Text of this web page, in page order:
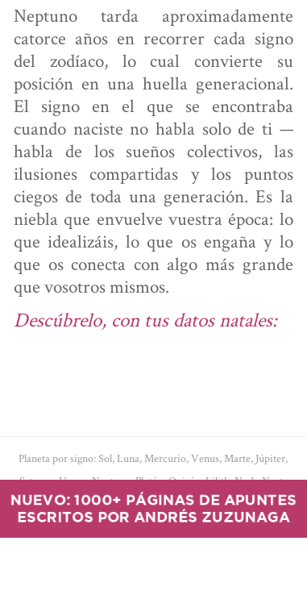
Neptuno tarda aproximadamente
catorce años en recorrer cada signo
del zodíaco, lo cual convierte su
posición en una huella generacional.
El signo en el que se encontraba
cuando naciste no habla solo de ti —
habla de los sueños colectivos, las
ilusiones compartidas y los puntos
ciegos de toda una generación. Es la
niebla que envuelve vuestra época: lo
que idealizáis, lo que os engaña y lo
que os conecta con algo más grande
que vosotros mismos.
Descúbrelo, con tus datos natales:
Planeta por signo:Sol, Luna,Mercurio,Venus,Marte, Júpiter,
Saturno,Urano,Neptuno,Plutón,Quirón,Lilith,Nodo Norte
Planeta por casa:Sol,Luna, Mercurio,Venus ,Marte,Júpiter, Saturno
Urano, Neptuno,Plutón, Quirón,Lilith,Nodo Norte
NUEVO: 1000+ PÁGINAS DE APUNTES
ESCRITOS POR ANDRÉS ZUZUNAGA